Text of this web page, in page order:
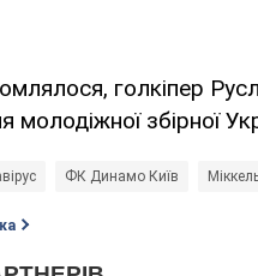
голкіпер
молодіжної збірної
ФК Динамо Київ